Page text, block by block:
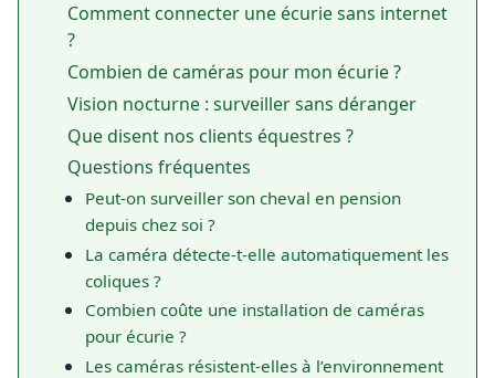
Comment connecter une écurie sans internet
?
Combien de caméras pour mon écurie ?
Vision nocturne : surveiller sans déranger
Que disent nos clients équestres ?
Questions fréquentes
Peut-on surveiller son cheval en pension
depuis chez soi ?
La caméra détecte-t-elle automatiquement les
coliques ?
Combien coûte une installation de caméras
pour écurie ?
Les caméras résistent-elles à l’environnement